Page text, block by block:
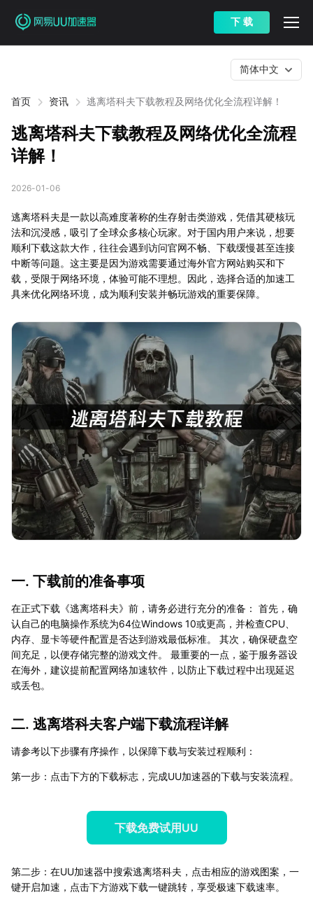
下 载
首页 资讯 逃离塔科夫下载教程及网络优化全流程详解！
简体中文
逃离塔科夫下载教程及网络优化全流程
详解！
2026-01-06
逃离塔科夫是一款以高难度著称的生存射击类游戏，凭借其硬核玩
法和沉浸感，吸引了全球众多核心玩家。对于国内用户来说，想要
顺利下载这款大作，往往会遇到访问官网不畅、下载缓慢甚至连接
中断等问题。这主要是因为游戏需要通过海外官方网站购买和下
载，受限于网络环境，体验可能不理想。因此，选择合适的加速工
具来优化网络环境，成为顺利安装并畅玩游戏的重要保障。
一. 下载前的准备事项
在正式下载《逃离塔科夫》前，请务必进行充分的准备： 首先，确
认自己的电脑操作系统为64位Windows 10或更高，并检查CPU、
内存、显卡等硬件配置是否达到游戏最低标准。 其次，确保硬盘空
间充足，以便存储完整的游戏文件。 最重要的一点，鉴于服务器设
在海外，建议提前配置网络加速软件，以防止下载过程中出现延迟
或丢包。
二. 逃离塔科夫客户端下载流程详解
请参考以下步骤有序操作，以保障下载与安装过程顺利：
第一步：点击下方的下载标志，完成UU加速器的下载与安装流程。
下载免费试用UU
第二步：在UU加速器中搜索逃离塔科夫，点击相应的游戏图案，一
键开启加速，点击下方游戏下载一键跳转，享受极速下载速率。